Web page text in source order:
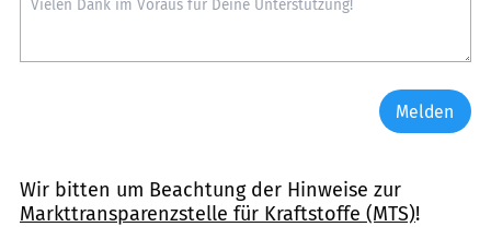
Melden
Wir bitten um Beachtung der Hinweise zur
Markttransparenzstelle für Kraftstoffe (MTS)!